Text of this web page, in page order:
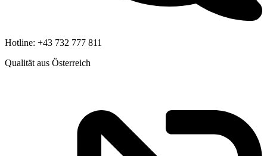
Hotline: +43 732 777 811
Qualität aus Österreich